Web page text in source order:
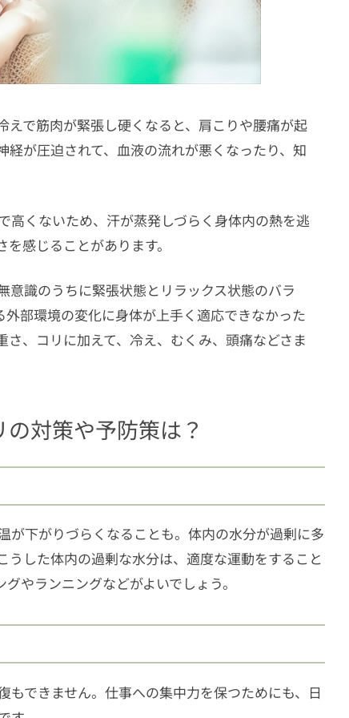
で筋肉が緊張し硬くなると、肩こりや腰痛が起
が圧迫されて、血液の流れが悪くなったり、知
高くないため、汗が蒸発しづらく身体内の熱を逃
感じることがあります。
識のうちに緊張状態とリラックス状態のバラ
部環境の変化に身体が上手く適応できなかった
、コリに加えて、冷え、むくみ、頭痛などさま
対策や予防策は？
下がりづらくなることも。体内の水分が過剰に多
した体内の過剰な水分は、適度な運動をすること
やランニングなどがよいでしょう。
できません。仕事への集中力を保つためにも、日